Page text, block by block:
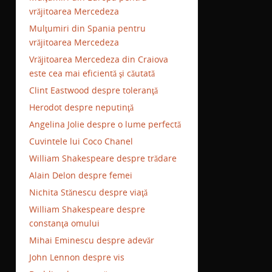
vrăjitoarea Mercedeza
Mulţumiri din Spania pentru
vrăjitoarea Mercedeza
Vrăjitoarea Mercedeza din Craiova
este cea mai eficientă şi căutată
Clint Eastwood despre toleranţă
Herodot despre neputinţă
Angelina Jolie despre o lume perfectă
Cuvintele lui Coco Chanel
William Shakespeare despre trădare
Alain Delon despre femei
Nichita Stănescu despre viaţă
William Shakespeare despre
constanţa omului
Mihai Eminescu despre adevăr
John Lennon despre vis